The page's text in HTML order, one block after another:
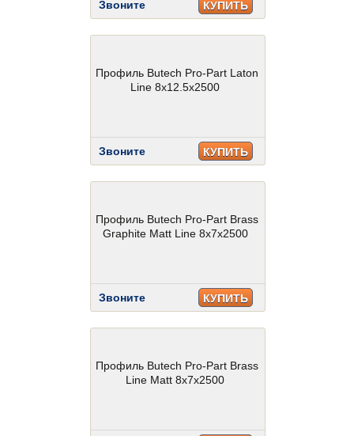
Звоните КУПИТЬ
Профиль Butech Pro-Part Laton
Line 8x12.5x2500
Звоните КУПИТЬ
Профиль Butech Pro-Part Brass
Graphite Matt Line 8x7x2500
Звоните КУПИТЬ
Профиль Butech Pro-Part Brass
Line Matt 8x7x2500